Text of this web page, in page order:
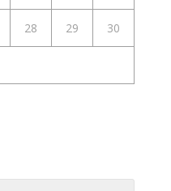
28 29 30